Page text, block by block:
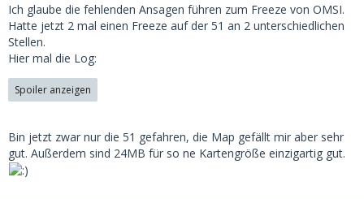
Ich glaube die fehlenden Ansagen führen zum Freeze von OMSI.
Hatte jetzt 2 mal einen Freeze auf der 51 an 2 unterschiedlichen
Stellen.
Hier mal die Log:
Spoiler anzeigen
Bin jetzt zwar nur die 51 gefahren, die Map gefällt mir aber sehr
gut. Außerdem sind 24MB für so ne Kartengröße einzigartig gut.